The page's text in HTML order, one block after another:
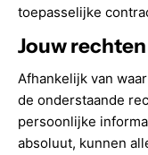
toepasselijke
Jouw
Afhankelijk van
de onderstaande
persoonlijke
absoluut, kunnen